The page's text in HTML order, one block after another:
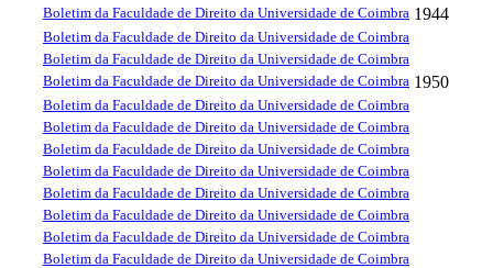
Boletim da Faculdade de Direito da Universidade de Coimbra 1944
Boletim da Faculdade de Direito da Universidade de Coimbra
Boletim da Faculdade de Direito da Universidade de Coimbra
Boletim da Faculdade de Direito da Universidade de Coimbra 1950
Boletim da Faculdade de Direito da Universidade de Coimbra
Boletim da Faculdade de Direito da Universidade de Coimbra
Boletim da Faculdade de Direito da Universidade de Coimbra
Boletim da Faculdade de Direito da Universidade de Coimbra
Boletim da Faculdade de Direito da Universidade de Coimbra
Boletim da Faculdade de Direito da Universidade de Coimbra
Boletim da Faculdade de Direito da Universidade de Coimbra
Boletim da Faculdade de Direito da Universidade de Coimbra